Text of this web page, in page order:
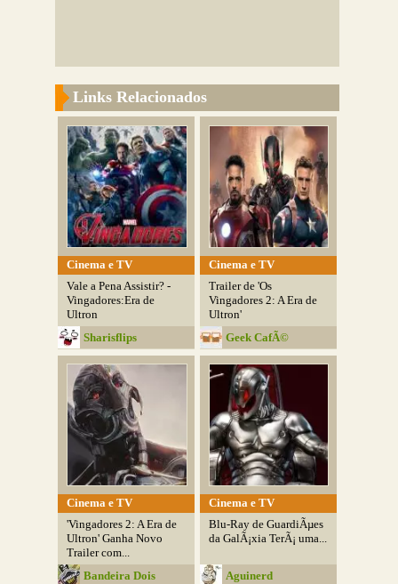
Links Relacionados
Cinema e TV
Vale a Pena Assistir? -
Vingadores:Era de
Ultron
Sharisflips
Cinema e TV
Trailer de 'Os
Vingadores 2: A Era de
Ultron'
Geek CafÃ©
Cinema e TV
'Vingadores 2: A Era de
Ultron' Ganha Novo
Trailer com...
Bandeira Dois
Cinema e TV
Blu-Ray de GuardiÃµes
da GalÃ¡xia TerÃ¡ uma...
Aguinerd